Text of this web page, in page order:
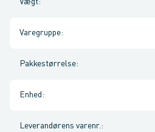
Vægt:
Varegruppe:
Pakkestørrelse:
Enhed :
Leverandørens varenr. :